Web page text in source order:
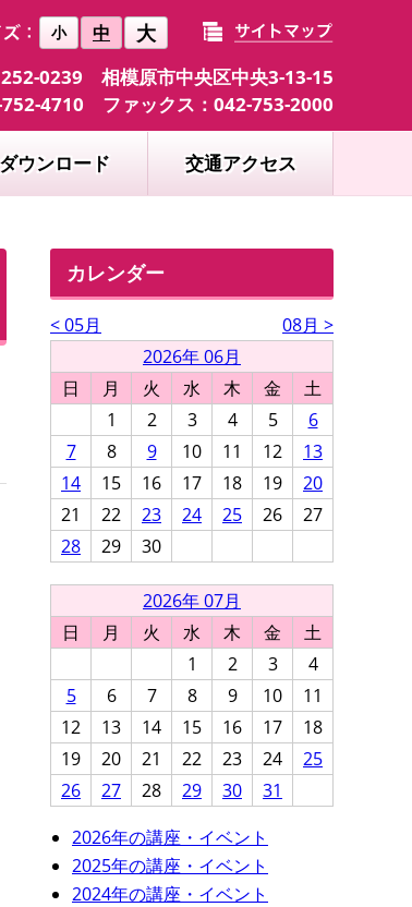
小 中 大
0239 相模原市中央区中央3-13-15
752-4710 ファックス：042-753-2000
ダウンロード 交通アクセス
カレンダー
< 05月
08月 >
2026年 06月
日
月 火 水 木 金
土
1
2 3 4 5
6
7
8 9 10 11 12
13
14
15 16 17 18 19
20
21
22 23 24 25 26
27
28
29 30
2026年 07月
日
月 火 水 木 金
土
1
2 3
4
5
6 7 8 9 10
11
12
13 14 15 16 17
18
19
20 21 22 23 24
25
26
27 28 29 30
31
2026年の講座・イベント
2025年の講座・イベント
2024年の講座・イベント